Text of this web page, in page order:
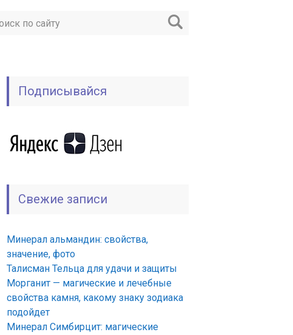
Подписывайся
Свежие записи
Минерал альмандин: свойства,
значение, фото
Талисман Тельца для удачи и защиты
Морганит — магические и лечебные
свойства камня, какому знаку зодиака
подойдет
Минерал Симбирцит: магические